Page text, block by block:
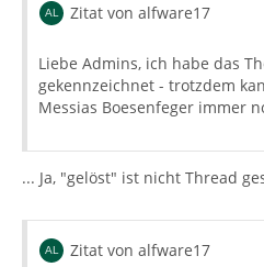
Zitat von alfware17
Liebe Admins, ich habe das
gekennzeichnet - trotzdem
Messias Boesenfeger immer
... Ja, "gelöst" ist nicht Thread
Zitat von alfware17